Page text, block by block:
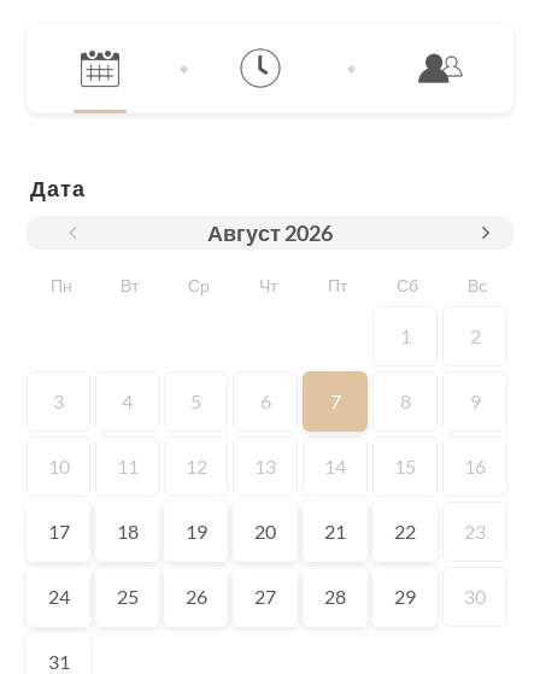
Дата
Август2026
Пн Вт Ср Чт Пт Сб Вс
1 2
3 4 5 6 7 8 9
10 11 12 13 14 15 16
17 18 19 20 21 22 23
24 25 26 27 28 29 30
31